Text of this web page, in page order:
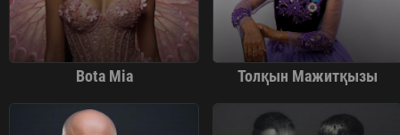
Bota Mia Толқын Мажитқызы